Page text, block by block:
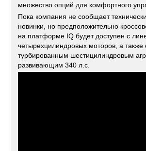
множество опций для комфортного
Пока компания не сообщает
новинки, но предположительно
на платформе IQ будет доступен с
четырехцилиндровых моторов, а также
турбированным шестицилиндровым
развивающим 340 л.с.